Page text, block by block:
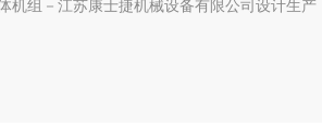
机组－江苏康士捷机械设备有限公司设计生产